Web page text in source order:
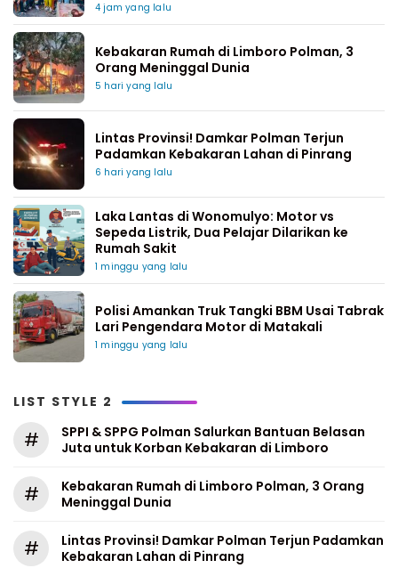
4 jam yang lalu
Kebakaran Rumah di Limboro Polman, 3
Orang Meninggal Dunia
5 hari yang lalu
Lintas Provinsi! Damkar Polman Terjun
Padamkan Kebakaran Lahan di Pinrang
6 hari yang lalu
Laka Lantas di Wonomulyo: Motor vs
Sepeda Listrik, Dua Pelajar Dilarikan ke
Rumah Sakit
1 minggu yang lalu
Polisi Amankan Truk Tangki BBM Usai Tabrak
Lari Pengendara Motor di Matakali
1 minggu yang lalu
LIST STYLE 2
#
SPPI & SPPG Polman Salurkan Bantuan Belasan
Juta untuk Korban Kebakaran di Limboro
#
Kebakaran Rumah di Limboro Polman, 3 Orang
Meninggal Dunia
#
Lintas Provinsi! Damkar Polman Terjun Padamkan
Kebakaran Lahan di Pinrang